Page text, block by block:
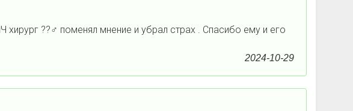
??‍♂️ поменял мнение и убрал страх . Спасибо ему и его
2024-10-29